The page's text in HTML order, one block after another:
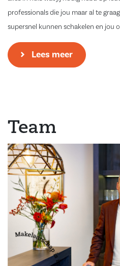
professionals die jou maar al te
supersnel kunnen schakelen en jou
Lees meer
Team